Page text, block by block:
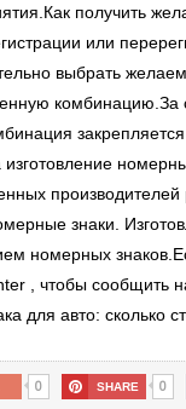
получить
или
выбрать
комбинацию.За
знаки.
номерных
, чтобы сообщить
для авто: сколько
0 SHARE 0